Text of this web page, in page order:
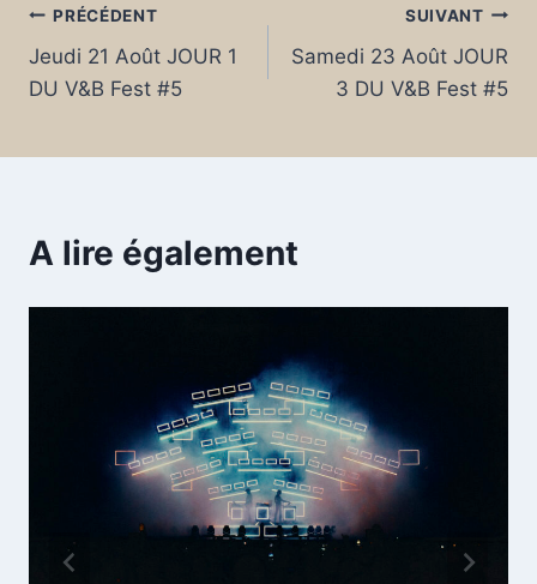
Navigation
de
PRÉCÉDENT
Jeudi 21 Août JOUR 1
DU V&B Fest #5
SUIVANT
Samedi 23 Août JOUR
3 DU V&B Fest #5
A lire également